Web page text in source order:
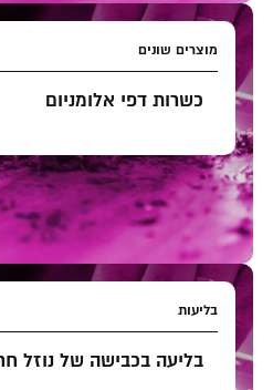
מוצרים שונים
כשרות דפי אלומניום
בליעות
בליעה בכבישה של נוזל